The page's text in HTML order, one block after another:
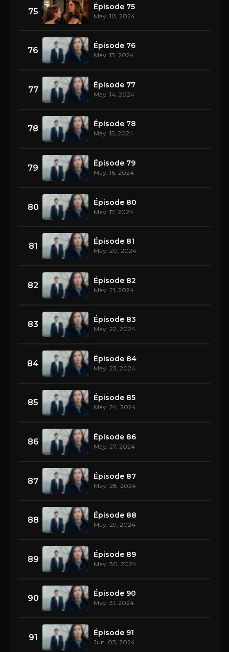
75 Épisode 75
May. 10, 2024
76 Épisode 76
May. 13, 2024
77 Épisode 77
May. 14, 2024
78 Épisode 78
May. 15, 2024
79 Épisode 79
May. 16, 2024
80 Épisode 80
May. 17, 2024
81 Épisode 81
May. 20, 2024
82 Épisode 82
May. 21, 2024
83 Épisode 83
May. 22, 2024
84 Épisode 84
May. 23, 2024
85 Épisode 85
May. 24, 2024
86 Épisode 86
May. 27, 2024
87 Épisode 87
May. 28, 2024
88 Épisode 88
May. 29, 2024
89 Épisode 89
May. 30, 2024
90 Épisode 90
May. 31, 2024
91 Épisode 91
Jun. 03, 2024